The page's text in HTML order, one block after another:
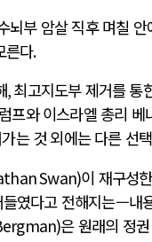
뇌부 암살 직후 며칠
른다.
,최고지도부 제거를 통
프와 이스라엘 총리
는 것 외에는 다른 선
Swan)이 재구성한
였다고 전해지는—내
은 원래의 정